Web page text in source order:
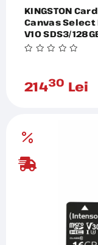
KINGSTON
Canvas Select
V10 SDS3/
21430 Lei